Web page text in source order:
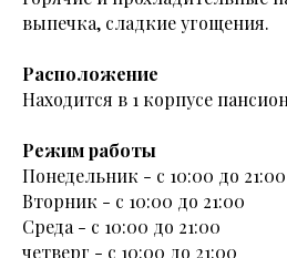
выпечка, сладкие угощения.
Расположение
Находится в 1 корпусе
Режим работы
Понедельник - с 10:00 до 21:00
Вторник - с 10:00 до 21:00
Среда - с 10:00 до 21:00
четверг - с 10:00 до 21:00